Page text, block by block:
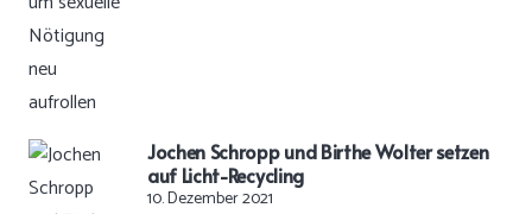
Jochen Schropp und Birthe Wolter setzen
auf Licht-Recycling
10. Dezember 2021